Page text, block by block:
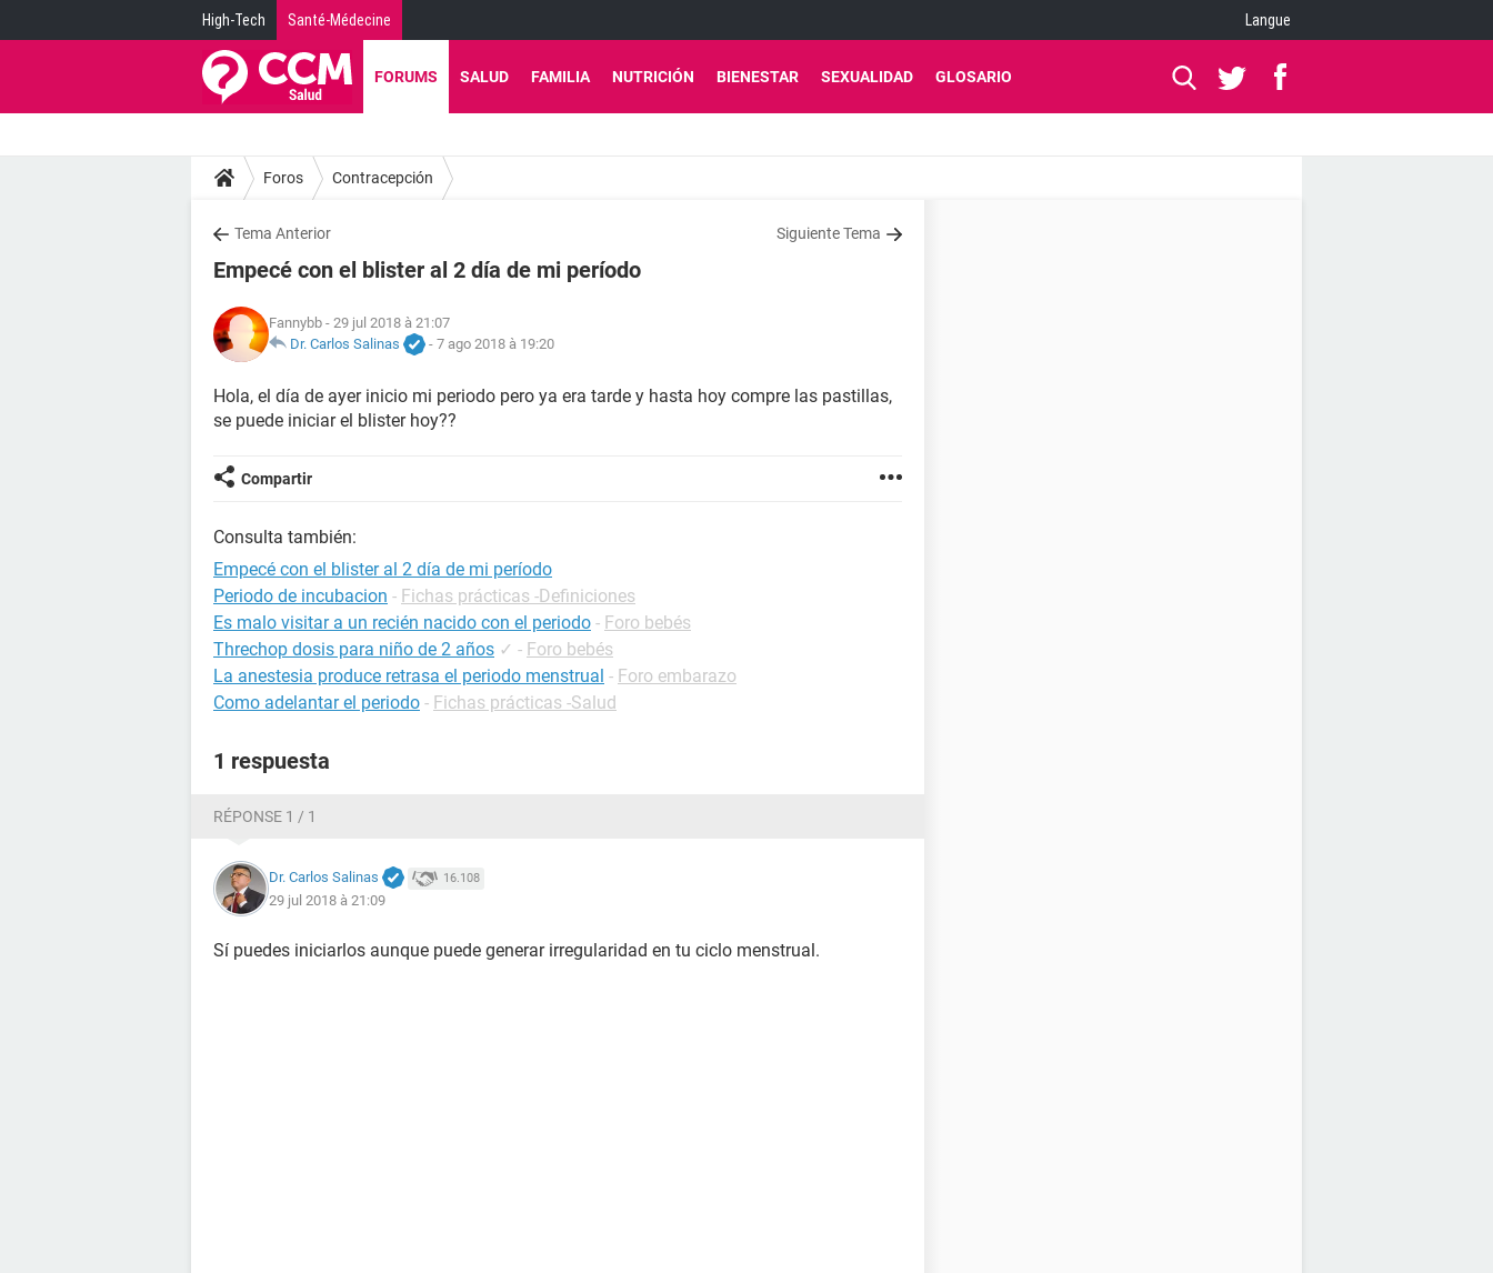
High-Tech Santé-Médecine Langue
FORUMS SALUD FAMILIA NUTRICIÓN BIENESTAR SEXUALIDAD GLOSARIO
Foros Contracepción
Tema Anterior Siguiente Tema
Empecé con el blister al 2 día de mi período
Fannybb - 29 jul 2018 à 21:07
Dr. Carlos Salinas
- 7 ago 2018 à 19:20
Hola, el día de ayer inicio mi periodo pero ya era tarde y hasta hoy compre las pastillas,
se puede iniciar el blister hoy??
Compartir
Consulta también:
Empecé con el blister al 2 día de mi período
Periodo de incubacion - Fichas prácticas -Definiciones
Es malo visitar a un recién nacido con el periodo - Foro bebés
Threchop dosis para niño de 2 años ✓ - Foro bebés
La anestesia produce retrasa el periodo menstrual - Foro embarazo
Como adelantar el periodo - Fichas prácticas -Salud
1 respuesta
RÉPONSE 1 / 1
Dr. Carlos Salinas 16.108
29 jul 2018 à 21:09
Sí puedes iniciarlos aunque puede generar irregularidad en tu ciclo menstrual.